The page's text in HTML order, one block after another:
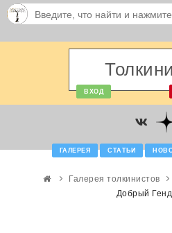
ВХОД
ГАЛЕРЕЯ СТАТЬИ
Галерея толкинистов
Добрый